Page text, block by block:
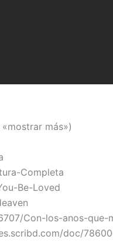
más»)
Completa
Be-Loved
Con-los-anos-que-
doc/